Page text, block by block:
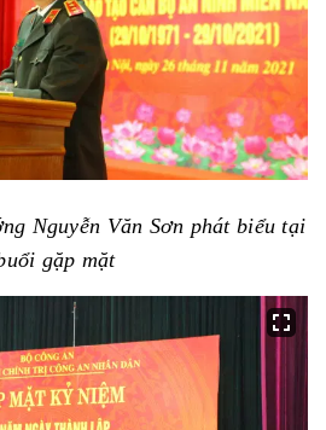
Nguyễn Văn Sơn phát biểu tại
gặp mặt